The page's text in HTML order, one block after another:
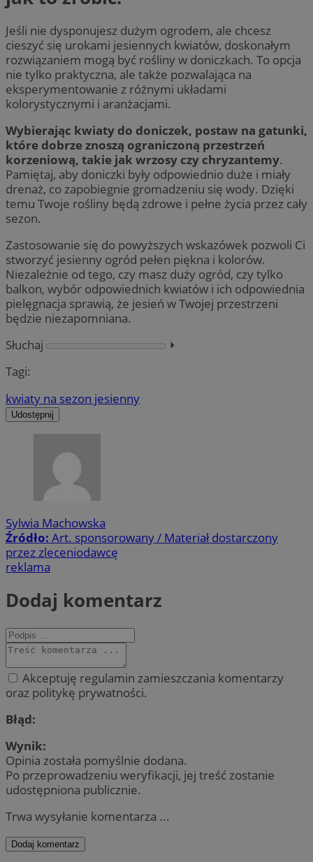
Jeśli nie dysponujesz dużym ogrodem, ale chcesz
cieszyć się urokami jesiennych kwiatów, doskonałym
rozwiązaniem mogą być rośliny w doniczkach. To opcja
nie tylko praktyczna, ale także pozwalająca na
eksperymentowanie z różnymi układami
kolorystycznymi i aranżacjami.
Wybierając kwiaty do doniczek, postaw na gatunki,
które dobrze znoszą ograniczoną przestrzeń
korzeniową, takie jak wrzosy czy chryzantemy.
Pamiętaj, aby doniczki były odpowiednio duże i miały
drenaż, co zapobiegnie gromadzeniu się wody. Dzięki
temu Twoje rośliny będą zdrowe i pełne życia przez cały
sezon.
Zastosowanie się do powyższych wskazówek pozwoli Ci
stworzyć jesienny ogród pełen piękna i kolorów.
Niezależnie od tego, czy masz duży ogród, czy tylko
balkon, wybór odpowiednich kwiatów i ich odpowiednia
pielęgnacja sprawią, że jesień w Twojej przestrzeni
będzie niezapomniana.
Słuchaj
⏵︎
Tagi:
kwiaty na sezon jesienny
Udostępnij
Sylwia Machowska
Źródło: Art. sponsorowany / Materiał dostarczony
przez zleceniodawcę
reklama
Dodaj komentarz
Akceptuję regulamin zamieszczania komentarzy
oraz politykę prywatności.
Błąd:
Wynik:
Opinia została pomyślnie dodana.
Po przeprowadzeniu weryfikacji, jej treść zostanie
udostępniona publicznie.
Trwa wysyłanie komentarza ...
Dodaj komentarz